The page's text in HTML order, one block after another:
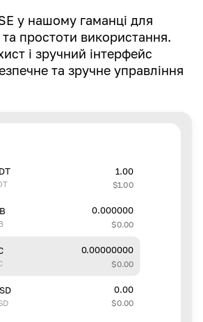
у нашому гаманці для
простоти використання.
і зручний інтерфейс
та зручне управління
1.00
$1.00
0.000000
$0.00
0.00000000
$0.00
0.00
$0.00